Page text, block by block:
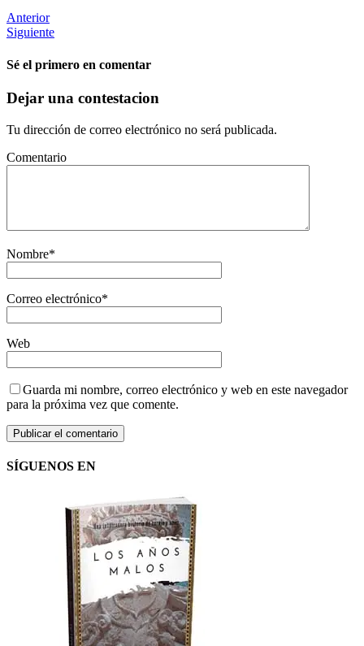
Anterior
Siguiente
Sé el primero en comentar
Dejar una contestacion
Tu dirección de correo electrónico no será publicada.
Comentario
Nombre*
Correo electrónico*
Web
Guarda mi nombre, correo electrónico y web en este navegador
para la próxima vez que comente.
SÍGUENOS EN